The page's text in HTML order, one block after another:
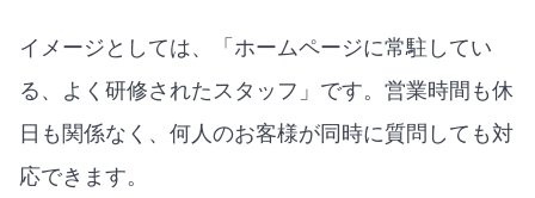
イメージとしては、「ホームページに常駐してい
る、よく研修されたスタッフ」です。営業時間も休
日も関係なく、何人のお客様が同時に質問しても対
応できます。